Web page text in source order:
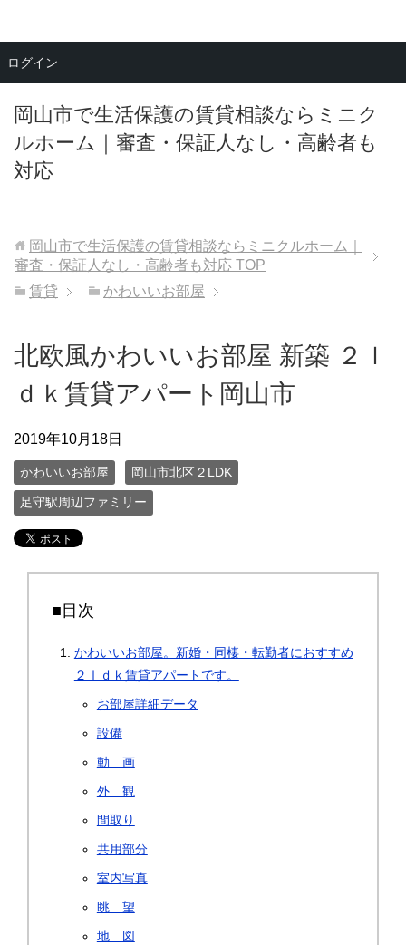
岡山市で生活保護の賃貸相談ならミニク
ルホーム｜審査・保証人なし・高齢者も
対応
メニュー
岡山市で生活保護の賃貸相談ならミニクルホーム｜
審査・保証人なし・高齢者も対応 TOP
賃貸
かわいいお部屋
北欧風かわいいお部屋 新築 ２ｌ
ｄｋ賃貸アパート岡山市
2019年10月18日
かわいいお部屋 岡山市北区２LDK
足守駅周辺ファミリー
■目次
かわいいお部屋。新婚・同棲・転勤者におすすめ
２ｌｄｋ賃貸アパートです。
お部屋詳細データ
設備
動 画
外 観
間取り
共用部分
室内写真
眺 望
地 図
ログイン